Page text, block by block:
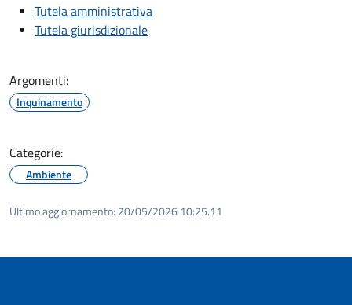
Tutela amministrativa
Tutela giurisdizionale
Argomenti:
Inquinamento
Categorie:
Ambiente
Ultimo aggiornamento: 20/05/2026 10:25.11